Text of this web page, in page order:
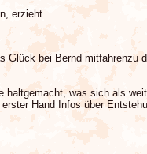
erzieht
bei Bernd mitfahrenzu
was sich als
Hand Infos über